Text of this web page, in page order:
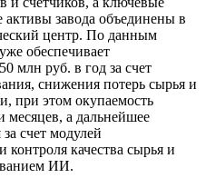
завода объединены в
центр. По данным
обеспечивает
млн руб. в год за счет
снижения потерь сырья и
при этом окупаемость
месяцев, а дальнейшее
счет модулей
качества сырья и
ИИ.